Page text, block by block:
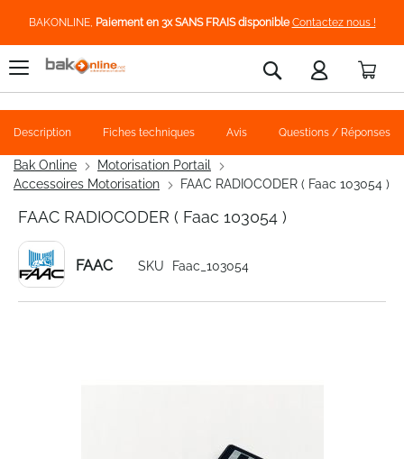
BAKONLINE, Paiement en 3x SANS FRAIS disponible Contactez nous !
Rechercher
Bak Online
Motorisation Portail
Accessoires Motorisation
FAAC RADIOCODER ( Faac 103054 )
FAAC RADIOCODER ( Faac 103054 )
FAAC SKU Faac_103054
Description Fiches techniques Avis Questions / Réponses